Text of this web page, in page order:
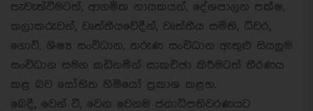
පැවැත්වීමටත්, ආගමික නායකයන්, දේශපාලන පක්ෂ,
කලාකරුවන්, වෘත්තීයවේදීන්, වෘත්තීය සමිති, ධීවර,
ගොවි, ශිෂ්‍ය සංවිධාන, තරුණ සංවිධාන ඇතුළු සියලුම
සංවිධාන සමග කඩිනමින් සාකච්ඡා කිරීමටත් තීරණය
කළ බව සෝභිත හිමියෝ ප්‍රකාශ කළහ.
බෙදී, වෙන් වී, වෙන වෙනම ජනාධිපතිවරණයට